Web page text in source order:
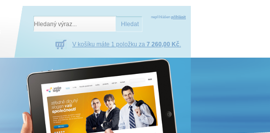
V košíku máte 1 položku za 7 260,00 Kč.
nepřihlášen přihlásit